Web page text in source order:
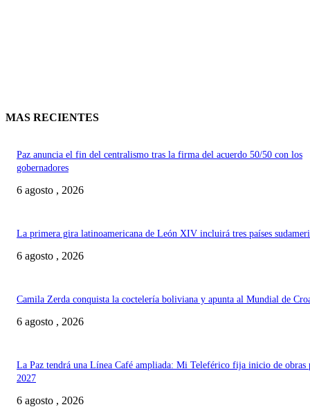
MAS RECIENTES
Paz anuncia el fin del centralismo tras la firma del acuerdo 50/50 con los
gobernadores
6 agosto , 2026
La primera gira latinoamericana de León XIV incluirá tres países
6 agosto , 2026
Camila Zerda conquista la coctelería boliviana y apunta al Mundial de
6 agosto , 2026
La Paz tendrá una Línea Café ampliada: Mi Teleférico fija inicio de obras
2027
6 agosto , 2026